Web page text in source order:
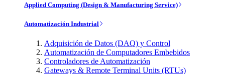
Applied Computing (Design & Manufacturing Service)
Automatización Industrial
Adquisición de Datos (DAQ) y Control
Automatización de Computadores Embebidos
Controladores de Automatización
Gateways & Remote Terminal Units (RTUs)